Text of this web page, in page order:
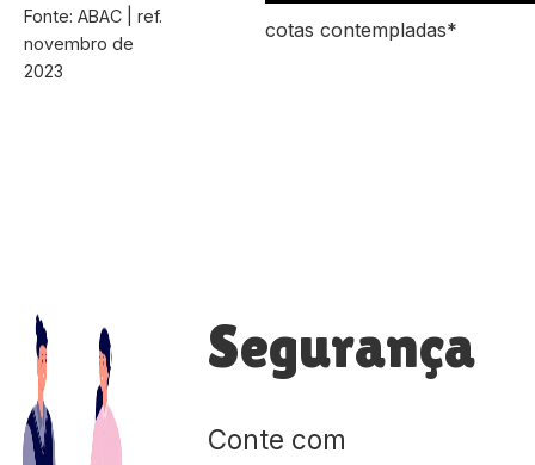
Fonte: ABAC | ref.
novembro de
2023
cotas contempladas*
Segurança
Conte com